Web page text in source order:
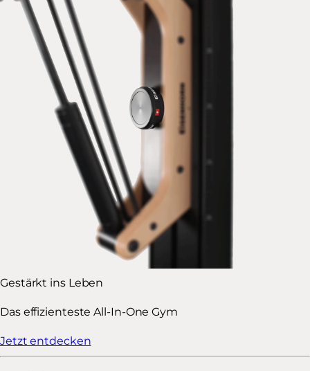
Gestärkt ins Leben
Das effizienteste All-In-One Gym
Jetzt entdecken